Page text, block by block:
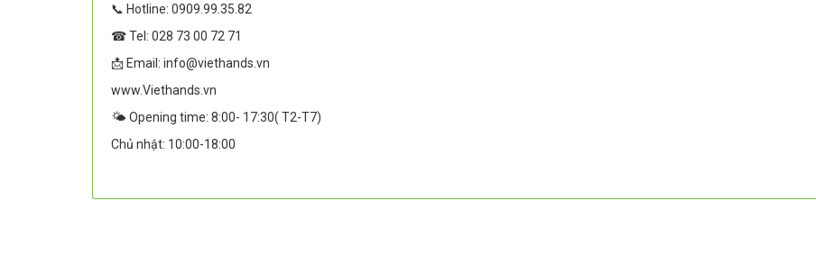
📞 Hotline: 0909.99.35.82
☎ Tel: 028 73 00 72 71
📩 Email: info@viethands.vn
www.Viethands.vn
🌤️ Opening time: 8:00- 17:30( T2-T7)
Chủ nhật: 10:00-18:00